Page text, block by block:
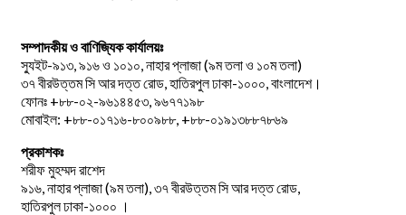
সম্পাদকীয় ও বাণিজ্যিক কার্যালয়ঃ
স্যুইট-৯১৩, ৯১৬ ও ১০১০, নাহার প্লাজা (৯ম তলা ও ১০ম তলা)
৩৭ বীরউত্তম সি আর দত্ত রোড, হাতিরপুল ঢাকা-১০০০, বাংলাদেশ।
ফোনঃ +৮৮-০২-৯৬১৪৪৫৩, ৯৬৭৭১৯৮
মোবাইল: +৮৮-০১৭১৬-৮০০৯৮৮, +৮৮-০১৯১৩৮৮৭৮৬৯
প্রকাশকঃ
শরীফ মুহম্মদ রাশেদ
৯১৬, নাহার প্লাজা (৯ম তলা), ৩৭ বীরউত্তম সি আর দত্ত রোড,
হাতিরপুল ঢাকা-১০০০ ।